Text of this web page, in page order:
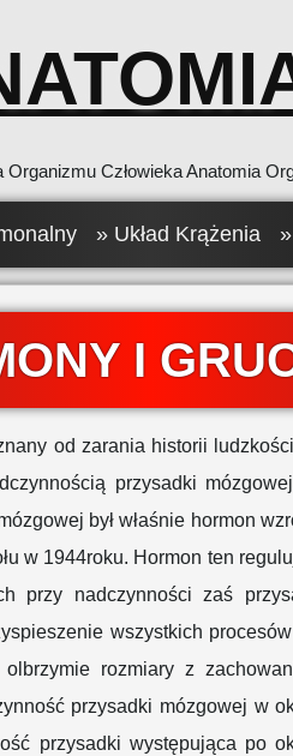
Organizmu Człowieka Anatomia
» Układ Krążenia
I
od zarania historii
przysadki
był właśnie hormon
w 1944roku. Hormon ten
przy nadczynności zaś
wszystkich
rozmiary z
przysadki mózgowej w
przysadki występująca po